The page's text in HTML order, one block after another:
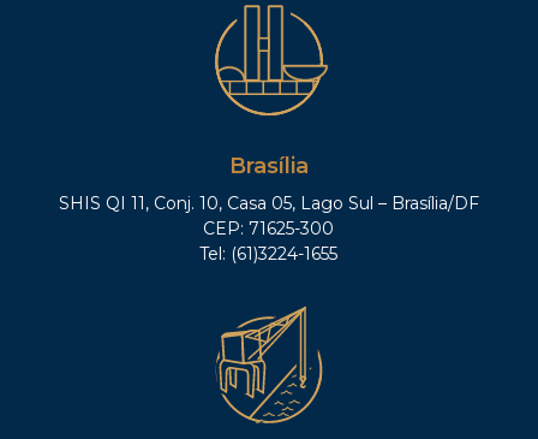
Brasília
SHIS QI 11, Conj. 10, Casa 05, Lago Sul – Brasília/DF
CEP: 71625-300
Tel: (61)3224-1655